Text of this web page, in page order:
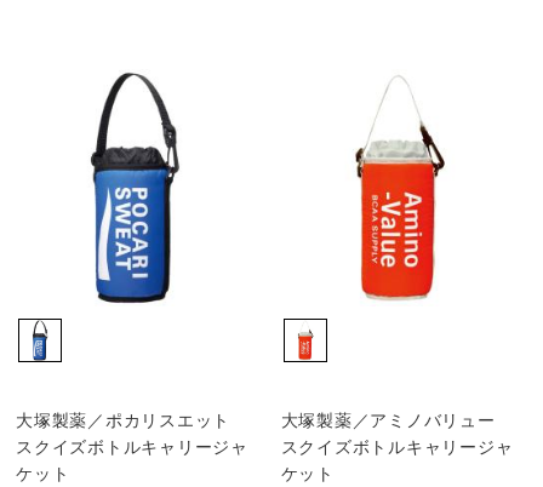
大塚製薬／ポカリスエット
スクイズボトルキャリージャ
ケット
大塚製薬／アミノバリュー
スクイズボトルキャリージャ
ケット